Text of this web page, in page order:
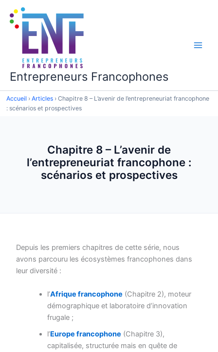
contenu
Entrepreneurs Francophones
Accueil ›Articles ›Chapitre 8 – L’avenir de l’entrepreneuriat francophone
: scénarios et prospectives
Chapitre 8 – L’avenir de
l’entrepreneuriat francophone :
scénarios et prospectives
Depuis les premiers chapitres de cette série, nous
avons parcouru les écosystèmes francophones dans
leur diversité :
l’Afrique francophone (Chapitre 2), moteur
démographique et laboratoire d’innovation
frugale ;
l’Europe francophone (Chapitre 3),
capitalisée, structurée mais en quête de